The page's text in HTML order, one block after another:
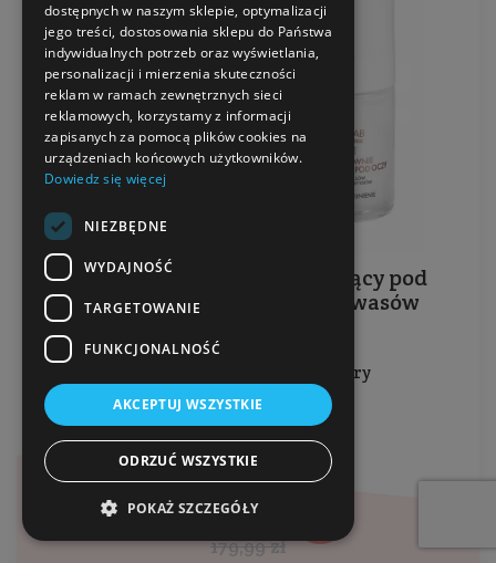
Krem aktywnie rewitalizujący pod
oczy na dzień z 3% aminokwasów
Do wszystkich rodzajów skóry
Producent:BasicLab
134,99 zł
179,99 zł
dostępnych w naszym sklepie, optymalizacji
jego treści, dostosowania sklepu do Państwa
indywidualnych potrzeb oraz wyświetlania,
personalizacji i mierzenia skuteczności
reklam w ramach zewnętrznych sieci
reklamowych, korzystamy z informacji
zapisanych za pomocą plików cookies na
urządzeniach końcowych użytkowników.
Dowiedz się więcej
NIEZBĘDNE
WYDAJNOŚĆ
TARGETOWANIE
FUNKCJONALNOŚĆ
AKCEPTUJ WSZYSTKIE
ODRZUĆ WSZYSTKIE
POKAŻ SZCZEGÓŁY